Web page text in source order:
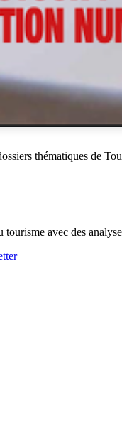
thématiques de
avec des